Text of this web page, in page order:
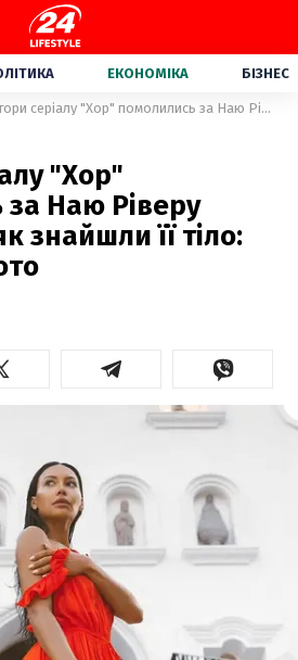
ЕКОНОМІКА БІЗНЕС
Актори серіалу "Хор" помолились за Наю Ріверу перед тим, як знайшли її тіло: щемливе фото
"Хор"
Наю Ріверу
знайшли її тіло: